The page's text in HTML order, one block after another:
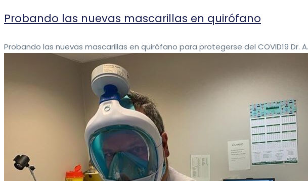
Probando las nuevas mascarillas en quirófano
Probando las nuevas mascarillas en quirófano para protegerse del COVID19 Dr.